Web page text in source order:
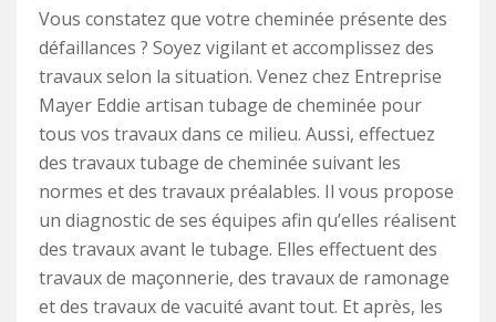
Vous constatez que votre cheminée présente des
défaillances ? Soyez vigilant et accomplissez des
travaux selon la situation. Venez chez Entreprise
Mayer Eddie artisan tubage de cheminée pour
tous vos travaux dans ce milieu. Aussi, effectuez
des travaux tubage de cheminée suivant les
normes et des travaux préalables. Il vous propose
un diagnostic de ses équipes afin qu’elles réalisent
des travaux avant le tubage. Elles effectuent des
travaux de maçonnerie, des travaux de ramonage
et des travaux de vacuité avant tout. Et après, les